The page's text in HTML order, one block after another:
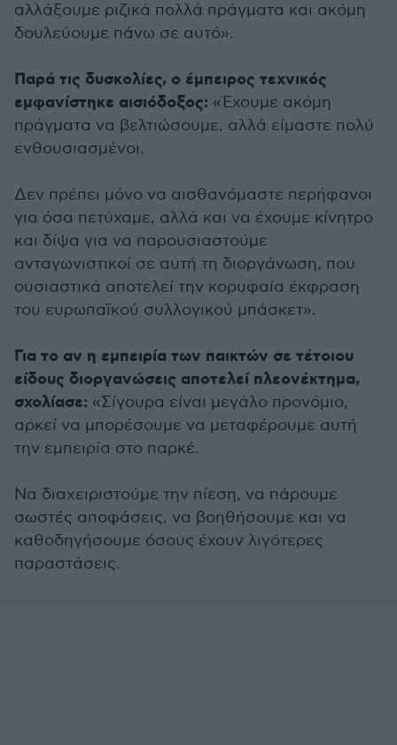
αλλάξουμε ριζικά πολλά πράγματα και ακόμη
δουλεύουμε πάνω σε αυτό».
Παρά τις δυσκολίες, ο έμπειρος τεχνικός
εμφανίστηκε αισιόδοξος: «Έχουμε ακόμη
πράγματα να βελτιώσουμε, αλλά είμαστε πολύ
ενθουσιασμένοι.
Δεν πρέπει μόνο να αισθανόμαστε περήφανοι
για όσα πετύχαμε, αλλά και να έχουμε κίνητρο
και δίψα για να παρουσιαστούμε
ανταγωνιστικοί σε αυτή τη διοργάνωση, που
ουσιαστικά αποτελεί την κορυφαία έκφραση
του ευρωπαϊκού συλλογικού μπάσκετ».
Για το αν η εμπειρία των παικτών σε τέτοιου
είδους διοργανώσεις αποτελεί πλεονέκτημα,
σχολίασε: «Σίγουρα είναι μεγάλο προνόμιο,
αρκεί να μπορέσουμε να μεταφέρουμε αυτή
την εμπειρία στο παρκέ.
Να διαχειριστούμε την πίεση, να πάρουμε
σωστές αποφάσεις, να βοηθήσουμε και να
καθοδηγήσουμε όσους έχουν λιγότερες
παραστάσεις.